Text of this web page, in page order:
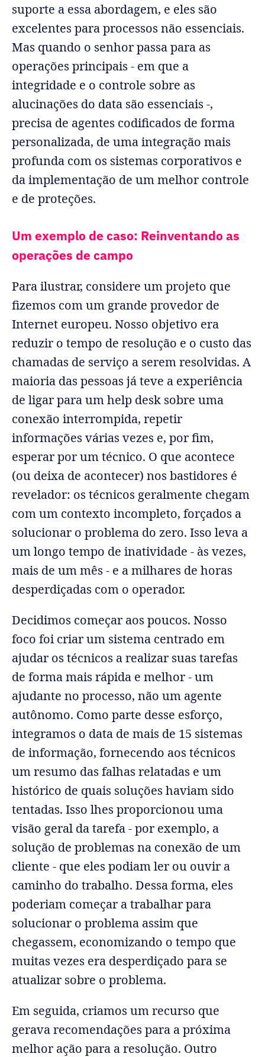
suporte a essa abordagem, e eles são
excelentes para processos não essenciais.
Mas quando o senhor passa para as
operações principais - em que a
integridade e o controle sobre as
alucinações do data são essenciais -,
precisa de agentes codificados de forma
personalizada, de uma integração mais
profunda com os sistemas corporativos e
da implementação de um melhor controle
e de proteções.
Um exemplo de caso: Reinventando as
operações de campo
Para ilustrar, considere um projeto que
fizemos com um grande provedor de
Internet europeu. Nosso objetivo era
reduzir o tempo de resolução e o custo das
chamadas de serviço a serem resolvidas. A
maioria das pessoas já teve a experiência
de ligar para um help desk sobre uma
conexão interrompida, repetir
informações várias vezes e, por fim,
esperar por um técnico. O que acontece
(ou deixa de acontecer) nos bastidores é
revelador: os técnicos geralmente chegam
com um contexto incompleto, forçados a
solucionar o problema do zero. Isso leva a
um longo tempo de inatividade - às vezes,
mais de um mês - e a milhares de horas
desperdiçadas com o operador.
Decidimos começar aos poucos. Nosso
foco foi criar um sistema centrado em
ajudar os técnicos a realizar suas tarefas
de forma mais rápida e melhor - um
ajudante no processo, não um agente
autônomo. Como parte desse esforço,
integramos o data de mais de 15 sistemas
de informação, fornecendo aos técnicos
um resumo das falhas relatadas e um
histórico de quais soluções haviam sido
tentadas. Isso lhes proporcionou uma
visão geral da tarefa - por exemplo, a
solução de problemas na conexão de um
cliente - que eles podiam ler ou ouvir a
caminho do trabalho. Dessa forma, eles
poderiam começar a trabalhar para
solucionar o problema assim que
chegassem, economizando o tempo que
muitas vezes era desperdiçado para se
atualizar sobre o problema.
Em seguida, criamos um recurso que
gerava recomendações para a próxima
melhor ação para a resolução. Outro